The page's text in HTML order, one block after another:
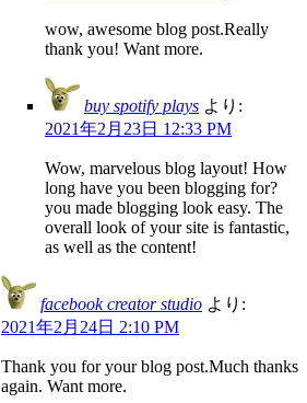
wow, awesome blog post.Really
thank you! Want more.
buy spotify plays より:
2021年2月23日 12:33 PM
Wow, marvelous blog layout! How
long have you been blogging for?
you made blogging look easy. The
overall look of your site is fantastic,
as well as the content!
facebook creator studio より:
2021年2月24日 2:10 PM
Thank you for your blog post.Much thanks
again. Want more.